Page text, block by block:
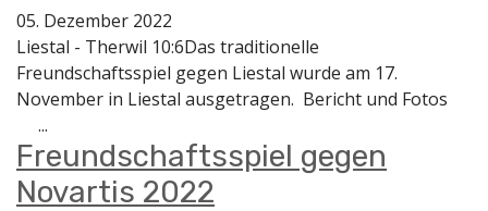
05. Dezember 2022
Liestal - Therwil 10:6Das traditionelle
Freundschaftsspiel gegen Liestal wurde am 17.
November in Liestal ausgetragen. Bericht und Fotos
...
Freundschaftsspiel gegen
Novartis 2022